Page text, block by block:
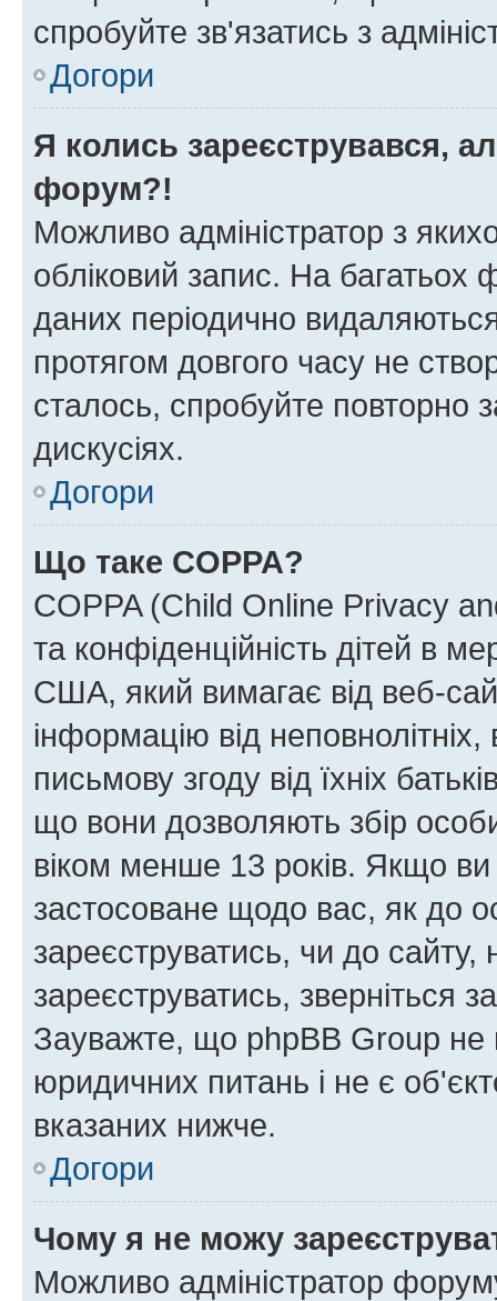
спробуйте зв'язатись з
Догори
Я колись зареєструвався,
форум?!
Можливо адміністратор з
обліковий запис. На
даних періодично видаляються
протягом довгого часу не
сталось, спробуйте повторно
дискусіях.
Догори
Що таке COPPA?
COPPA (Child Online Privacy
та конфіденційність дітей в
США, який вимагає від веб-
інформацію від
письмову згоду від їхніх
що вони дозволяють збір
віком менше 13 років. Якщо
застосоване щодо вас, як до
зареєструватись, чи до
зареєструватись, зверніться
Зауважте, що phpBB Group не
юридичних питань і не є
вказаних нижче.
Догори
Чому я не можу
Можливо адміністратор